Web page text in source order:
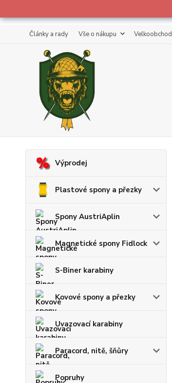
Články a rady Vše o nákupu Velkoobchod
Výprodej
Plastové spony a přezky
Spony AustriAplin
Magnetické spony Fidlock
S-Biner karabiny
Kovové spony a přezky
Uvazovací karabiny
Paracord, nitě, šňůry
Popruhy